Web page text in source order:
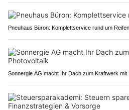
Pneuhaus Büron: Komplettservice rund um
Sonnergie AG macht Ihr Dach zum Kraftwerk mit